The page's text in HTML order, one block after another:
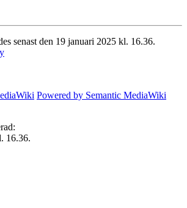
senast den 19 januari 2025 kl. 16.36.
Powered by Semantic MediaWiki